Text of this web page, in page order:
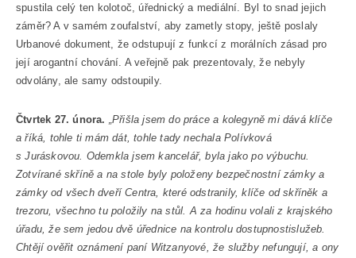
spustila celý ten kolotoč, úřednický a mediální. Byl to snad jejich
záměr? A v samém zoufalství, aby zametly stopy, ještě poslaly
Urbanové dokument, že odstupují z funkcí z morálních zásad pro
její arogantní chování. A veřejně pak prezentovaly, že nebyly
odvolány, ale samy odstoupily.
Čtvrtek 27. února.
„Přišla jsem do práce a kolegyně mi dává klíče
a říká, tohle ti mám dát, tohle tady nechala Polívková
s Juráskovou. Odemkla jsem kancelář, byla jako po výbuchu.
Zotvírané skříně a na stole byly položeny bezpečnostní zámky a
zámky od všech dveří Centra, které odstranily, klíče od skříněk a
trezoru, všechno tu položily na stůl. A za hodinu volali z krajského
úřadu, že sem jedou dvě úřednice na kontrolu dostupnostislužeb.
Chtějí ověřit oznámení paní Witzanyové, že služby nefungují, a ony